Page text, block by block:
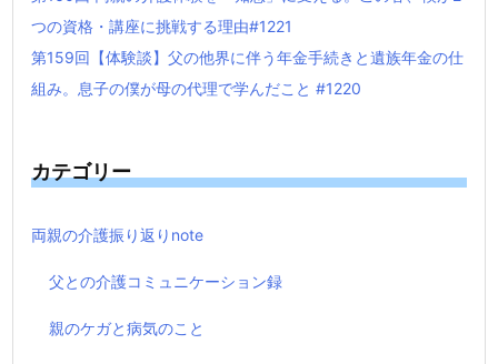
つの資格・講座に挑戦する理由#1221
第159回【体験談】父の他界に伴う年金手続きと遺族年金の仕
組み。息子の僕が母の代理で学んだこと #1220
カテゴリー
両親の介護振り返りnote
父との介護コミュニケーション録
親のケガと病気のこと